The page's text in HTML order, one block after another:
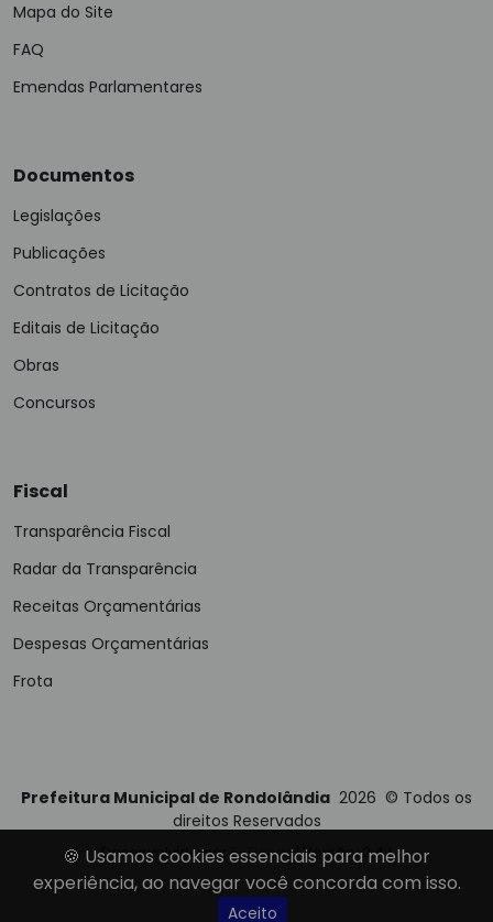
Mapa do Site
FAQ
Emendas Parlamentares
Documentos
Legislações
Publicações
Contratos de Licitação
Editais de Licitação
Obras
Concursos
Fiscal
Transparência Fiscal
Radar da Transparência
Receitas Orçamentárias
Despesas Orçamentárias
Frota
Prefeitura Municipal de Rondolândia 2026 © Todos os
direitos Reservados
Desenvolvido porE-Ticons| Versão: 2.4.1
🍪 Usamos cookies essenciais para melhor
experiência, ao navegar você concorda com isso.
Aceito